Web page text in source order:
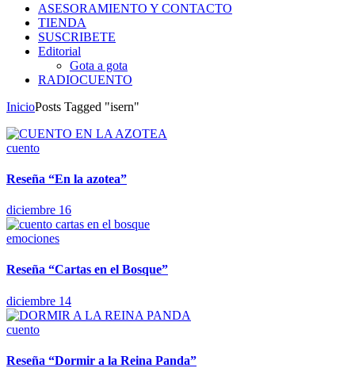
ASESORAMIENTO Y CONTACTO
TIENDA
SUSCRIBETE
Editorial
Gota a gota
RADIOCUENTO
InicioPosts Tagged "isern"
cuento
Reseña “En la azotea”
diciembre 16
emociones
Reseña “Cartas en el Bosque”
diciembre 14
cuento
Reseña “Dormir a la Reina Panda”